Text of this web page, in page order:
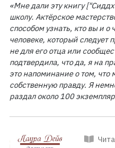
«Мне дали эту книгу
школу. Актёрское
способом узнать, кто вы и
человеке, который следует
не для его отца или
подтвердила, что да, я на
это напоминание о том,
собственную правду. Я
раздал около 100